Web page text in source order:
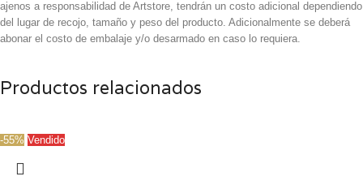
ajenos a responsabilidad de Artstore, tendrán un costo adicional dependiendo
del lugar de recojo, tamaño y peso del producto. Adicionalmente se deberá
abonar el costo de embalaje y/o desarmado en caso lo requiera.
Productos relacionados
-55% Vendido